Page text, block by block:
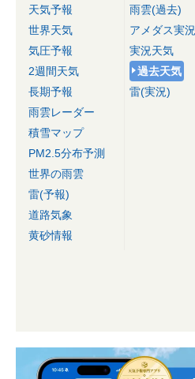
天気予報
世界天気
気圧予報
2週間天気
長期予報
雨雲レーダー
積雪マップ
PM2.5分布予測
世界の雨雲
雷(予報)
道路気象
黄砂情報
雨雲(過去)
アメダス実況
実況天気
過去天気
雷(実況)